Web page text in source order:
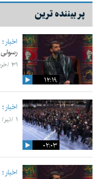
پر بیننده ترین
۱۲:۱۹
اخبار
رسولی
۳۱ /خرداد/ ۱۴۰۵
۰۲:۰۳
اخبار
۱ /تیر/ ۱۴۰۵
اخبار